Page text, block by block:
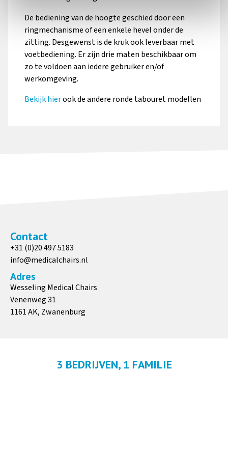
Meer informatie
De bediening van de hoogte geschied door een
ringmechanisme of een enkele hevel onder de
zitting. Desgewenst is de kruk ook leverbaar met
voetbediening. Er zijn drie maten beschikbaar om
zo te voldoen aan iedere gebruiker en/of
werkomgeving.
Bekijk hierook de andere ronde tabouret modellen
Contact
+31 (0)20 497 5183
info@medicalchairs.nl
Adres
Wesseling Medical Chairs
Venenweg 31
1161 AK, Zwanenburg
3 BEDRIJVEN, 1 FAMILIE